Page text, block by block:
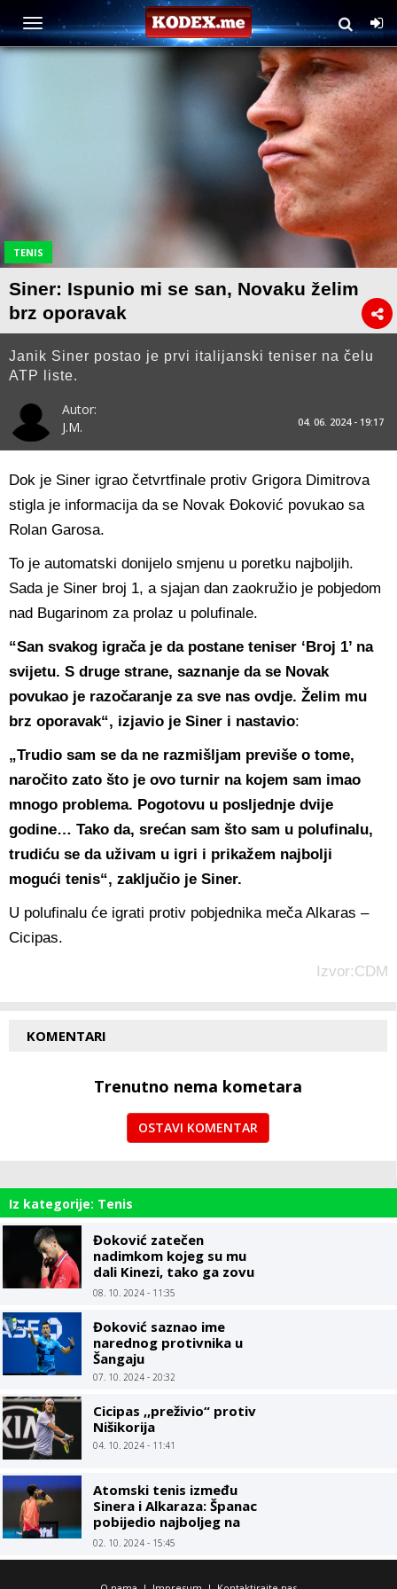
TENIS
Siner: Ispunio mi se san, Novaku želim
brz oporavak
Janik Siner postao je prvi italijanski teniser na čelu
ATP liste.
Autor:
J.M.
04. 06. 2024 - 19:17
Dok je Siner igrao četvrtfinale protiv Grigora Dimitrova
stigla je informacija da se Novak Đoković povukao sa
Rolan Garosa.
To je automatski donijelo smjenu u poretku najboljih.
Sada je Siner broj 1, a sjajan dan zaokružio je pobjedom
nad Bugarinom za prolaz u polufinale.
“San svakog igrača je da postane teniser ‘Broj 1’ na
svijetu. S druge strane, saznanje da se Novak
povukao je razočaranje za sve nas ovdje. Želim mu
brz oporavak“, izjavio je Siner i nastavio:
„Trudio sam se da ne razmišljam previše o tome,
naročito zato što je ovo turnir na kojem sam imao
mnogo problema. Pogotovu u posljednje dvije
godine… Tako da, srećan sam što sam u polufinalu,
trudiću se da uživam u igri i prikažem najbolji
mogući tenis“, zaključio je Siner.
U polufinalu će igrati protiv pobjednika meča Alkaras –
Cicipas.
Izvor:CDM
KOMENTARI
Trenutno nema kometara
OSTAVI KOMENTAR
Iz kategorije: Tenis
Đoković zatečen
nadimkom kojeg su mu
dali Kinezi, tako ga zovu
od početka karijere
08. 10. 2024 - 11:35
Đoković saznao ime
narednog protivnika u
Šangaju
07. 10. 2024 - 20:32
Cicipas ,,preživio“ protiv
Nišikorija
04. 10. 2024 - 11:41
Atomski tenis između
Sinera i Alkaraza: Španac
pobijedio najboljeg na
svijetu za novi trofej
02. 10. 2024 - 15:45